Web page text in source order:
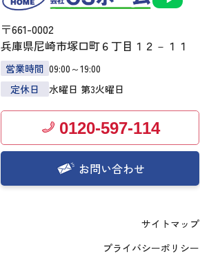
〒661-0002
兵庫県尼崎市塚口町６丁目１２－１１
営業時間 09:00～19:00
定休日
水曜日 第3火曜日
0120-597-114
お問い合わせ
サイトマップ
プライバシーポリシー